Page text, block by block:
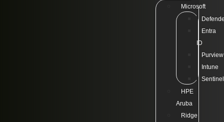
Microsoft
Entra
ID
Purview
Intune
Sentinel
HPE
Aruba
Ridge